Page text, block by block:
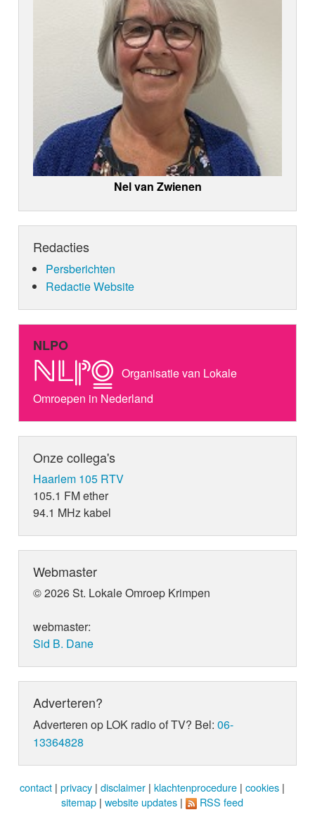
Nel van Zwienen
Redacties
Persberichten
Redactie Website
NLPO
Organisatie van Lokale
Omroepen in Nederland
Onze collega's
Haarlem 105 RTV
105.1 FM ether
94.1 MHz kabel
Webmaster
© 2026 St. Lokale Omroep Krimpen
webmaster:
Sid B. Dane
Adverteren?
Adverteren op LOK radio of TV? Bel:06-
13364828
contact | privacy | disclaimer | klachtenprocedure | cookies |
sitemap | website updates | RSS feed